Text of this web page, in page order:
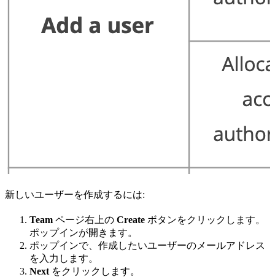
新しいユーザーを作成するには:
Team ページ右上の Create ボタンをクリックします。
ポップインが開きます。
ポップインで、作成したいユーザーのメールアドレス
を入力します。
Next をクリックします。